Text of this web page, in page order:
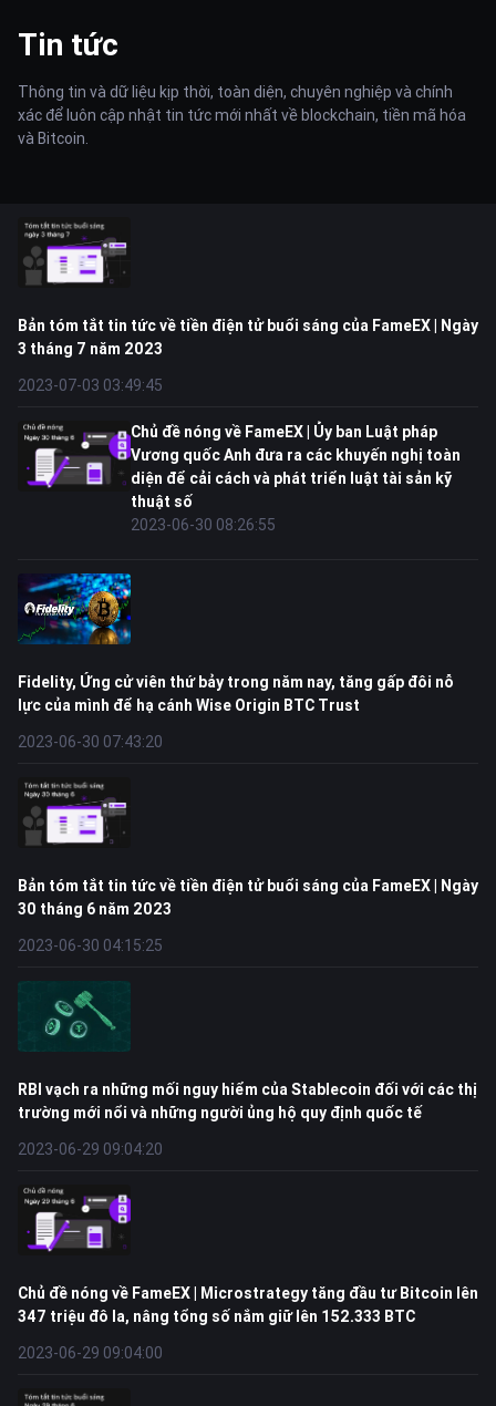
Tin tức
Thông tin và dữ liệu kịp thời, toàn diện, chuyên nghiệp và chính
xác để luôn cập nhật tin tức mới nhất về blockchain, tiền mã hóa
và Bitcoin.
Bản tóm tắt tin tức về tiền điện tử buổi sáng của FameEX | Ngày
3 tháng 7 năm 2023
2023-07-03 03:49:45
Chủ đề nóng về FameEX | Ủy ban Luật pháp
Vương quốc Anh đưa ra các khuyến nghị toàn
diện để cải cách và phát triển luật tài sản kỹ
thuật số
2023-06-30 08:26:55
Fidelity, Ứng cử viên thứ bảy trong năm nay, tăng gấp đôi nỗ
lực của mình để hạ cánh Wise Origin BTC Trust
2023-06-30 07:43:20
Bản tóm tắt tin tức về tiền điện tử buổi sáng của FameEX | Ngày
30 tháng 6 năm 2023
2023-06-30 04:15:25
RBI vạch ra những mối nguy hiểm của Stablecoin đối với các thị
trường mới nổi và những người ủng hộ quy định quốc tế
2023-06-29 09:04:20
Chủ đề nóng về FameEX | Microstrategy tăng đầu tư Bitcoin lên
347 triệu đô la, nâng tổng số nắm giữ lên 152.333 BTC
2023-06-29 09:04:00